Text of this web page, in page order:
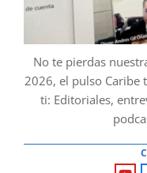
No te pierdas
2026, el pulso Caribe
ti: Editoriales,